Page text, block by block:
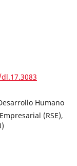
Humano
(RSE),